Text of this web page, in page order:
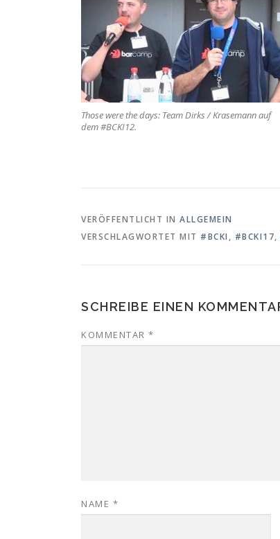
Those were the days: Team Dirks / Krasemann auf
dem #BCKI12.
VERÖFFENTLICHT IN ALLGEMEIN
VERSCHLAGWORTET MIT #BCKI , #BCKI17,
SCHREIBE EINEN
KOMMENTAR *
NAME *